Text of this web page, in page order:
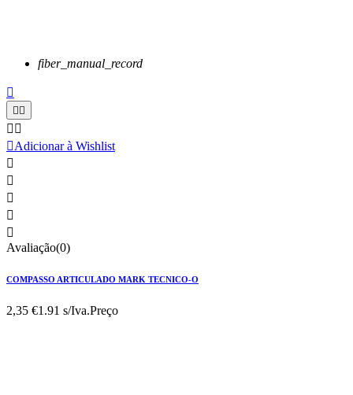
fiber_manual_record

 
 
Adicionar à Wishlist





Avaliação(0)
COMPASSO ARTICULADO MARK TECNICO-O
2,35 €1.91 s/Iva.Preço